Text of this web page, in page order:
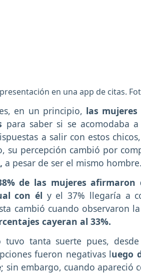
en una app de citas.
en un principio, las
para saber si se acomodaba
a salir con estos
su percepción cambió por
a pesar de ser el mismo hombre.
de las mujeres afirmaron
con él y el 37% llegaría a
cambió cuando observaron
cayeran al 33%.
tanta suerte pues,
fueron negativas luego
; sin embargo, cuando apareció